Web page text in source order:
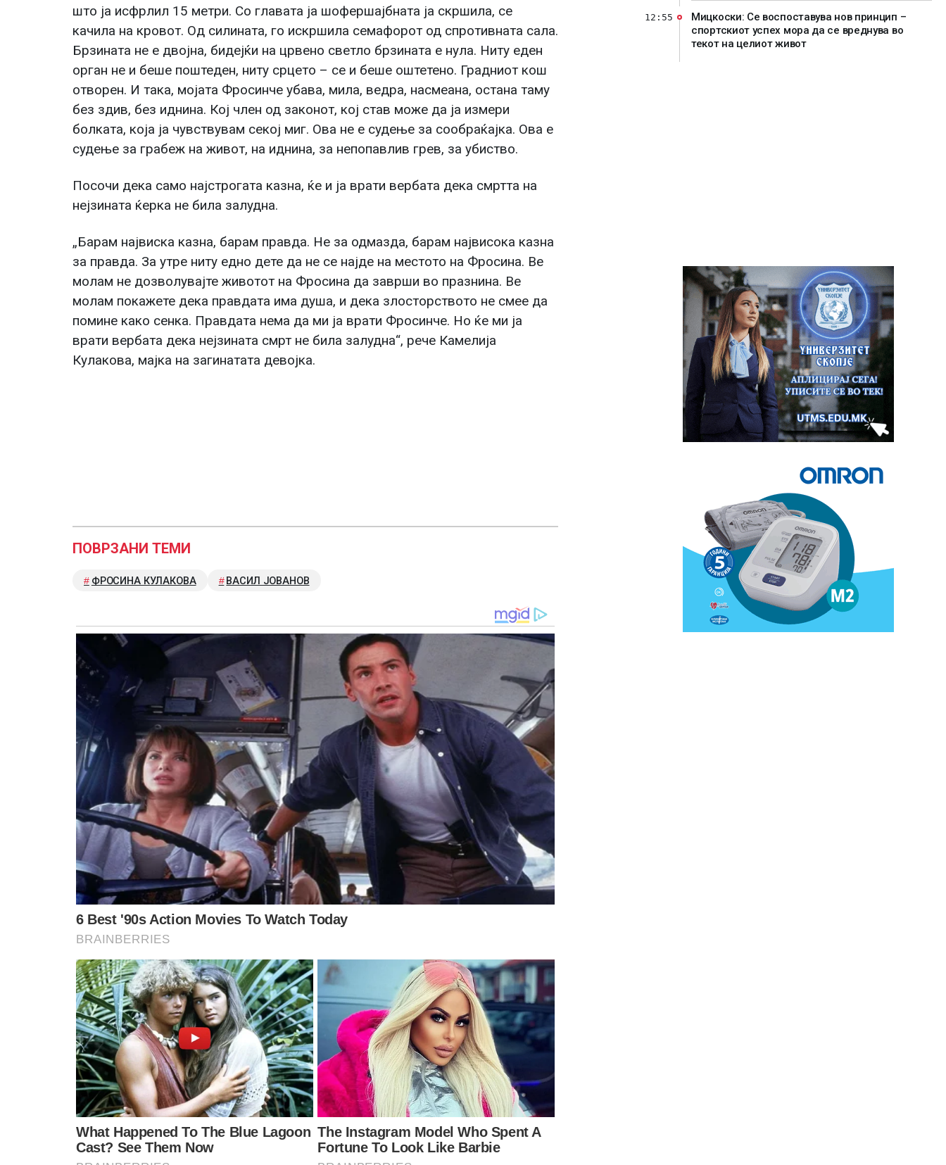
што ја исфрлил 15 метри. Со главата ја шофершајбната ја скршила, се
качила на кровот. Од силината, го искршила семафорот од спротивната сала.
Брзината не е двојна, бидејќи на црвено светло брзината е нула. Ниту еден
орган не и беше поштеден, ниту срцето – се и беше оштетено. Градниот кош
отворен. И така, мојата Фросинче убава, мила, ведра, насмеана, остана таму
без здив, без иднина. Кој член од законот, кој став може да ја измери
болката, која ја чувствувам секој миг. Ова не е судење за сообраќајка. Ова е
судење за грабеж на живот, на иднина, за непопавлив грев, за убиство.
Посочи дека само најстрогата казна, ќе и ја врати вербата дека смртта на
нејзината ќерка не била залудна.
„Барам највиска казна, барам правда. Не за одмазда, барам највисока казна
за правда. За утре ниту едно дете да не се најде на местото на Фросина. Ве
молам не дозволувајте животот на Фросина да заврши во празнина. Ве
молам покажете дека правдата има душа, и дека злосторството не смее да
помине како сенка. Правдата нема да ми ја врати Фросинче. Но ќе ми ја
врати вербата дека нејзината смрт не била залудна“, рече Камелија
Кулакова, мајка на загинатата девојка.
ПОВРЗАНИ ТЕМИ
ФРОСИНА КУЛАКОВА ВАСИЛ ЈОВАНОВ
Мицкоски: Се воспоставува нов принцип –
спортскиот успех мора да се вреднува во
текот на целиот живот
12:55